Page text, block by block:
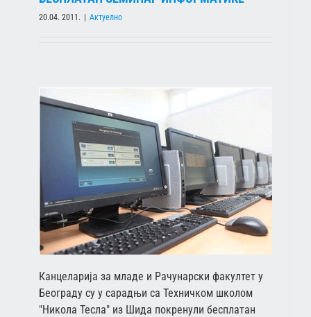
20.04. 2011. | Актуелно
Канцеларија за младе и Рачунарски факултет у
Београду су у сарадњи са Техничком школом
"Никола Тесла" из Шида покренули бесплатан